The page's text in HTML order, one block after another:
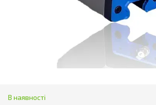
В наявності